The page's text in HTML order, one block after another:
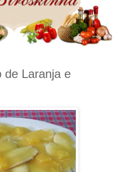
de Laranja e